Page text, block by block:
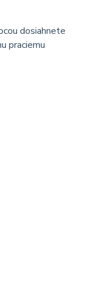
dosiahnete
praciemu